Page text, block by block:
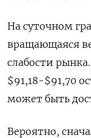
На суточном
вращающаяся
слабости
$91,18-$91,70
может быть
Вероятно,